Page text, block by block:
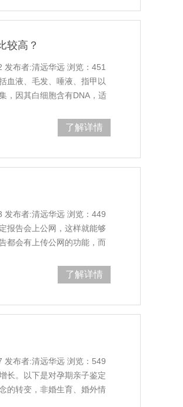
较高？
布者:清远华远 浏览：451
血液、毛发、唾液、指甲以
，因其白细胞含有DNA，适
但准确性可能因指了解详情
发布者:清远华远 浏览：449
报告会上公网，这样就能够
都会有上传公网的功能，而
了解详情
发布者:清远华远 浏览：549
长。以下是对孕期亲子鉴定
的转变，非婚生育、婚外情